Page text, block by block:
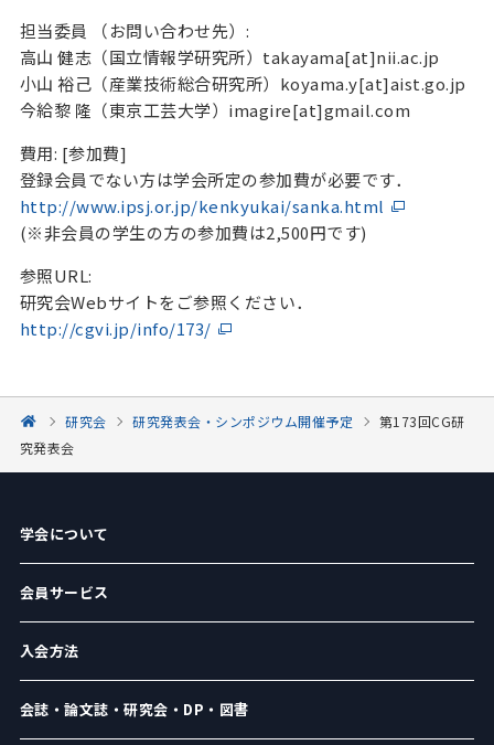
担当委員 （お問い合わせ先）:
高山 健志（国立情報学研究所）takayama[at]nii.ac.jp
小山 裕己（産業技術総合研究所）koyama.y[at]aist.go.jp
今給黎 隆（東京工芸大学）imagire[at]gmail.com
費用: [参加費]
登録会員でない方は学会所定の参加費が必要です．
http://www.ipsj.or.jp/kenkyukai/sanka.html
(※非会員の学生の方の参加費は2,500円です)
参照URL:
研究会Webサイトをご参照ください．
http://cgvi.jp/info/173/
研究会 研究発表会・シンポジウム開催予定
第173回CG研
究発表会
学会について
会員サービス
入会方法
会誌・論文誌・研究会・DP・図書